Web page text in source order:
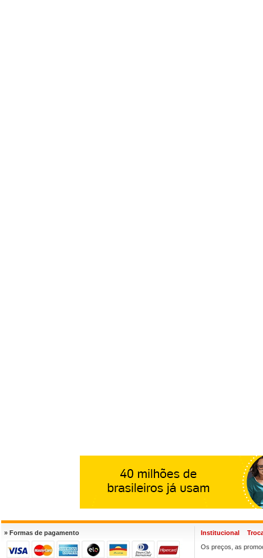
» Formas de pagamento Institucional
Os preços, as